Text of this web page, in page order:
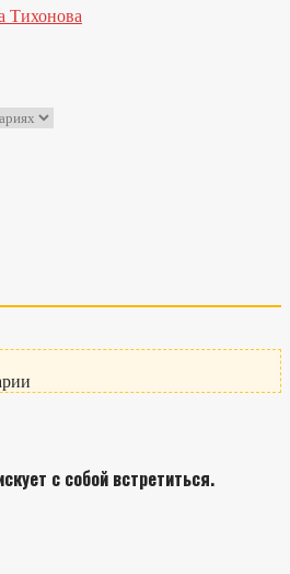
Тихонова
с собой встретиться.